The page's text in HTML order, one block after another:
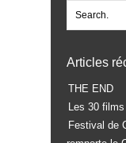
Articles
THE END
Les 30
Festival de